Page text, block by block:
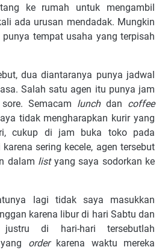
ke rumah untuk mengambil
ada urusan mendadak. Mungkin
tempat usaha yang terpisah
dua diantaranya punya jadwal
Salah satu agen itu punya jam
Semacam lunchdan coffee
tidak mengharapkan kurir yang
cukup di jam buka toko pada
sering kecele, agen tersebut
dalam listyang saya sodorkan ke
lagi tidak saya masukkan
karena libur di hari Sabtu dan
justru di hari-hari tersebutlah
orderkarena waktu mereka